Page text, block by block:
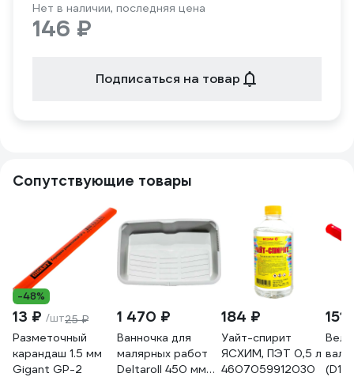
Нет в наличии, последняя цена
146 ₽
Подписаться на товар
Сопутствующие товары
-48%
13 ₽ /шт25 ₽
Разметочный
карандаш 1.5 мм
Gigant GP-2
1 470 ₽
Ванночка для
малярных работ
Deltaroll 450 мм
184 ₽
Уайт-спирит
ЯСХИМ, ПЭТ 0,5 л
4607059912030
151